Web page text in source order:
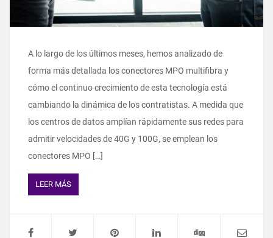
A lo largo de los últimos meses, hemos analizado de
forma más detallada los conectores MPO multifibra y
cómo el continuo crecimiento de esta tecnología está
cambiando la dinámica de los contratistas. A medida que
los centros de datos amplían rápidamente sus redes para
admitir velocidades de 40G y 100G, se emplean los
conectores MPO […]
LEER MÁS